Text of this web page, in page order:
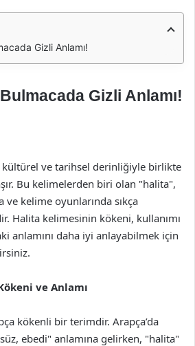
Gizli Anlamı!
Gizli Anlamı!
ve tarihsel derinliğiyle birlikte
Bu kelimelerden biri olan "halita",
kelime oyunlarında sıkça
Halita kelimesinin kökeni, kullanımı
anlamını daha iyi anlayabilmek için
ve Anlamı
kökenli bir terimdir. Arapça’da
ebedi" anlamına gelirken, "halita"